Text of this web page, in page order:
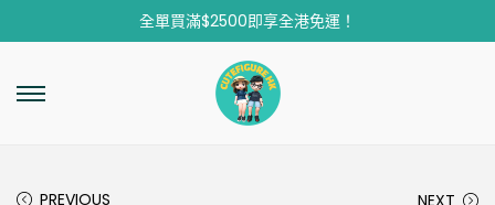
全單買滿$2500即享全港免運！
PREVIOUS NEXT